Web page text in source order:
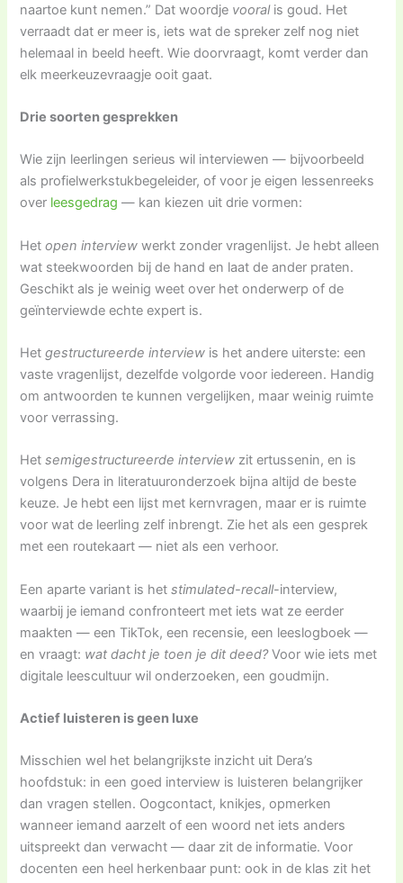
naartoe kunt nemen.” Dat woordje vooralis goud. Het
verraadt dat er meer is, iets wat de spreker zelf nog niet
helemaal in beeld heeft. Wie doorvraagt, komt verder dan
elk meerkeuzevraagje ooit gaat.
Drie soorten gesprekken
Wie zijn leerlingen serieus wil interviewen — bijvoorbeeld
als profielwerkstukbegeleider, of voor je eigen lessenreeks
over leesgedrag — kan kiezen uit drie vormen:
Hetopen interview werkt zonder vragenlijst. Je hebt alleen
wat steekwoorden bij de hand en laat de ander praten.
Geschikt als je weinig weet over het onderwerp of de
geïnterviewde echte expert is.
Hetgestructureerde interview is het andere uiterste: een
vaste vragenlijst, dezelfde volgorde voor iedereen. Handig
om antwoorden te kunnen vergelijken, maar weinig ruimte
voor verrassing.
Hetsemigestructureerde interview zit ertussenin, en is
volgens Dera in literatuuronderzoek bijna altijd de beste
keuze. Je hebt een lijst met kernvragen, maar er is ruimte
voor wat de leerling zelf inbrengt. Zie het als een gesprek
met een routekaart — niet als een verhoor.
Een aparte variant is hetstimulated-recall-interview,
waarbij je iemand confronteert met iets wat ze eerder
maakten — een TikTok, een recensie, een leeslogboek —
en vraagt: wat dacht je toen je dit deed?Voor wie iets met
digitale leescultuur wil onderzoeken, een goudmijn.
Actief luisteren is geen luxe
Misschien wel het belangrijkste inzicht uit Dera’s
hoofdstuk: in een goed interview is luisteren belangrijker
dan vragen stellen. Oogcontact, knikjes, opmerken
wanneer iemand aarzelt of een woord net iets anders
uitspreekt dan verwacht — daar zit de informatie. Voor
docenten een heel herkenbaar punt: ook in de klas zit het